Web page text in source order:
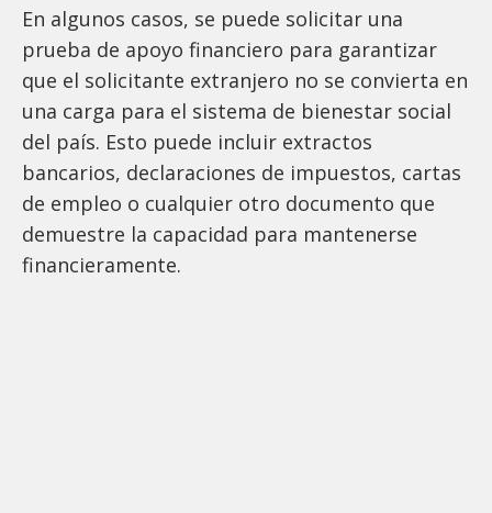
En algunos casos, se puede solicitar una
prueba de apoyo financiero para garantizar
que el solicitante extranjero no se convierta en
una carga para el sistema de bienestar social
del país. Esto puede incluir extractos
bancarios, declaraciones de impuestos, cartas
de empleo o cualquier otro documento que
demuestre la capacidad para mantenerse
financieramente.